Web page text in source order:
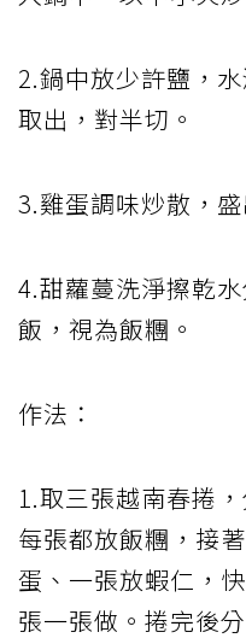
2.鍋中放少許鹽，
取出，對半切。
3.雞蛋調味炒散，盛
4.甜蘿蔓洗淨擦乾
飯，視為飯糰。
作法：
1.取三張越南春捲
每張都放飯糰，接
蛋、一張放蝦仁，
張一張做。捲完後